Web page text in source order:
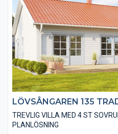
egna drömmar och visioner.
LÖVSÅNGAREN 135
TREVLIG VILLA MED 4 ST
PLANLÖSNING